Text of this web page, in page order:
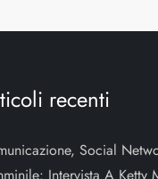
recenti
Social
Intervista A Ketty